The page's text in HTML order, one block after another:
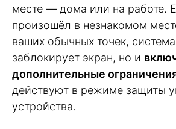
месте — дома или на работе.
произошёл в незнакомом
ваших обычных точек,
заблокирует экран, но и
дополнительные
действуют в режиме защиты
устройства.